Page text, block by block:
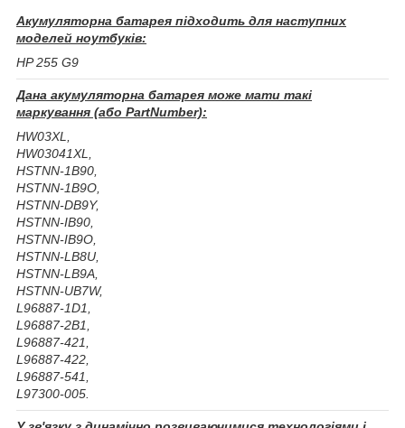
Акумуляторна батарея підходить для наступних
моделей ноутбуків:
HP 255 G9
Дана акумуляторна батарея може мати такі
маркування (або PartNumber):
HW03XL,
HW03041XL,
HSTNN-1B90,
HSTNN-1B9O,
HSTNN-DB9Y,
HSTNN-IB90,
HSTNN-IB9O,
HSTNN-LB8U,
HSTNN-LB9A,
HSTNN-UB7W,
L96887-1D1,
L96887-2B1,
L96887-421,
L96887-422,
L96887-541,
L97300-005.